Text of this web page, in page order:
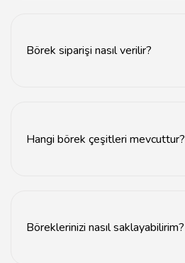
Börek siparişi nasıl verilir?
Hangi börek çeşitleri mevcuttur?
Böreklerinizi nasıl saklayabilirim?